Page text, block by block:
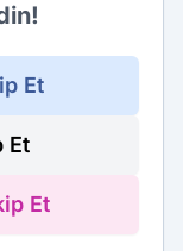
Et
Et
Et